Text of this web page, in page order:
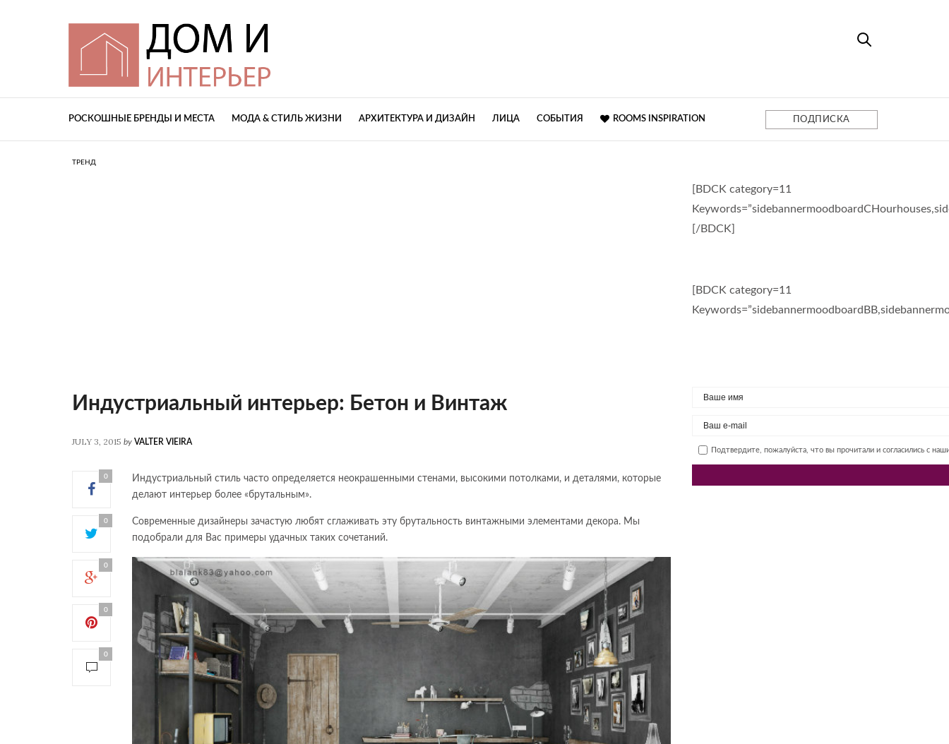
РОСКОШНЫЕ БРЕНДЫ И МЕСТА МОДА & СТИЛЬ ЖИЗНИ АРХИТЕКТУРА И ДИЗАЙН ЛИЦА СОБЫТИЯ ROOMS INSPIRATION ПОДПИСКА
ТРЕНД
Индустриальный интерьер: Бетон и Винтаж
JULY 3, 2015 by VALTER VIEIRA
0
0
0
0
0
Индустриальный стиль часто определяется неокрашенными стенами, высокими потолками, и деталями, которые
делают интерьер более «брутальным».
Современные дизайнеры зачастую любят сглаживать эту брутальность винтажными элементами декора. Мы
подобрали для Вас примеры удачных таких сочетаний.
[BDCK category=11
[/BDCK]
[BDCK category=11
Подтвердите, пожалуйста, что вы прочитали и согласились с